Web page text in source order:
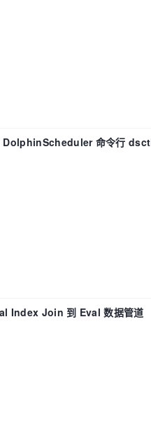
DolphinScheduler 命令行
Index Join 到 Eval 数据管道